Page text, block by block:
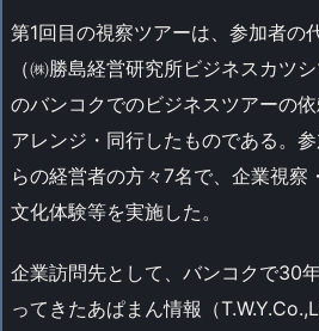
第1回目の視察ツアーは、参加者の
（㈱勝島経営研究所ビジネスカツ
のバンコクでのビジネスツアーの
アレンジ・同行したものである。
らの経営者の方々7名で、企業視察
文化体験等を実施した。
企業訪問先として、バンコクで30
ってきたあぱまん情報（